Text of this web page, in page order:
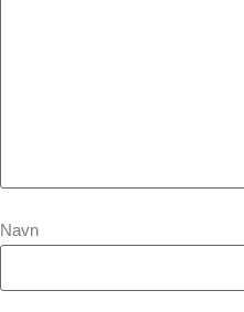
Navn